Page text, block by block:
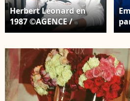
Herbert Léonard en
1987 ©AGENCE /
BESTIMAGE
la